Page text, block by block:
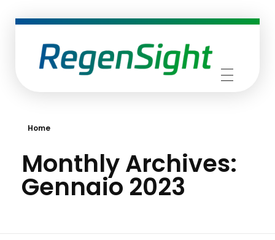
Home
Monthly Archives:
Gennaio 2023